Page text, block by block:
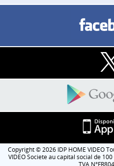
Copyright © 2026 IDP HOME VIDEO
VIDEO Societe au capital social de
TVA